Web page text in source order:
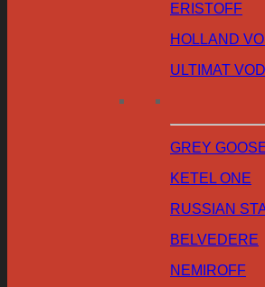
ERISTOFF
HOLLAND
ULTIMAT
GREY
KETEL ONE
RUSSIAN
BELVEDERE
NEMIROFF